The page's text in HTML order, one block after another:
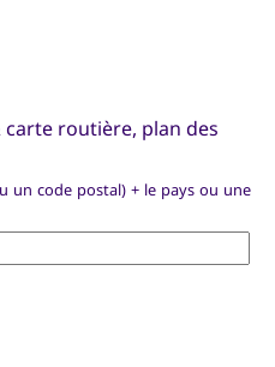
routière, plan des
un code postal) + le pays ou une